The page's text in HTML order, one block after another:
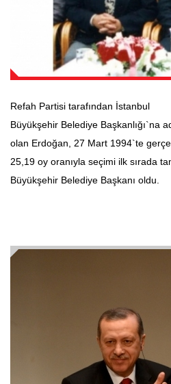
Refah Partisi tarafından İstanbul
Büyükşehir Belediye Başkanlığı`na
olan Erdoğan, 27 Mart 1994`te
25,19 oy oranıyla seçimi ilk sırada
Büyükşehir Belediye Başkanı oldu.